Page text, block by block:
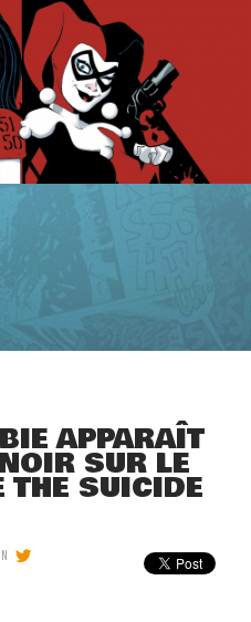
APPARAÎT
SUR LE
THE SUICIDE